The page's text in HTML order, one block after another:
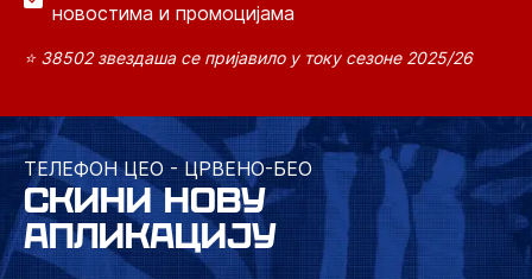
новостима и промоцијама
⭐ 38502 звездаша се пријавило у току сезоне 2025/26
ТЕЛЕФОН ЦЕО - ЦРВЕНО-БЕО
СКИНИ НОВУ
АПЛИКАЦИЈУ